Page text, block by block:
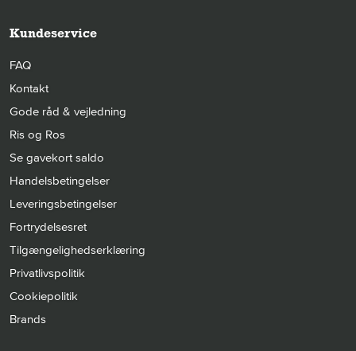
Kundeservice
FAQ
Kontakt
Gode råd & vejledning
Ris og Ros
Se gavekort saldo
Handelsbetingelser
Leveringsbetingelser
Fortrydelsesret
Tilgængelighedserklæring
Privatlivspolitik
Cookiepolitik
Brands